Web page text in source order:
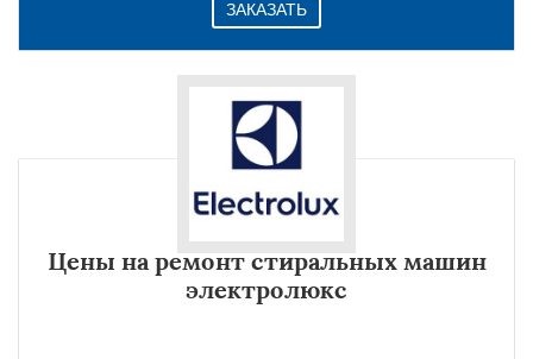
ЗАКАЗАТЬ
Цены на ремонт стиральных машин
электролюкс